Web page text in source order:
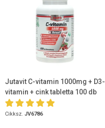
Jutavit C-vitamin 1000mg + D3-
vitamin + cink tabletta 100 db
Cikksz. JV6786